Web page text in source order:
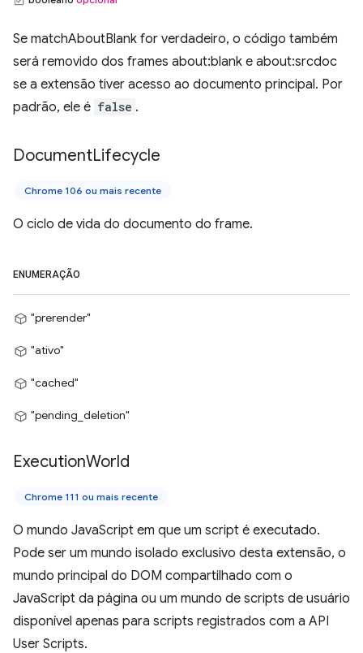
Se matchAboutBlank for verdadeiro, o código também
será removido dos frames about:blank e about:srcdoc
se a extensão tiver acesso ao documento principal. Por
padrão, ele é false .
DocumentLifecycle
Chrome 106 ou mais recente
O ciclo de vida do documento do frame.
ENUMERAÇÃO
"prerender"
"ativo"
"cached"
"pending_deletion"
ExecutionWorld
Chrome 111 ou mais recente
O mundo JavaScript em que um script é executado.
Pode ser um mundo isolado exclusivo desta extensão, o
mundo principal do DOM compartilhado com o
JavaScript da página ou um mundo de scripts de usuário
disponível apenas para scripts registrados com a API
User Scripts.